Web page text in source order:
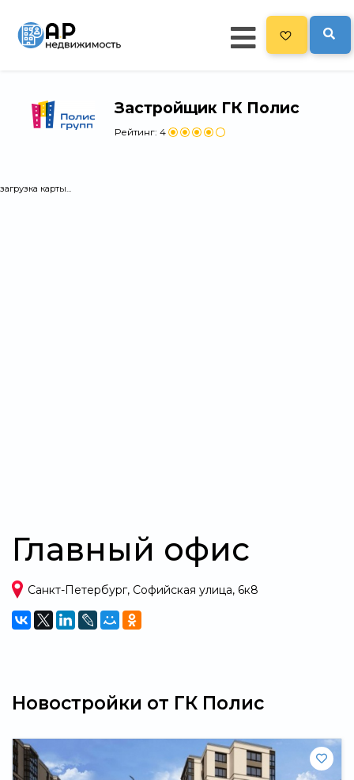
Главная
478
Застройщик ГК Полис
Рейтинг: 4
загрузка карты...
Главный офис
Санкт-Петербург, Софийская улица, 6к8
Новостройки от ГК Полис